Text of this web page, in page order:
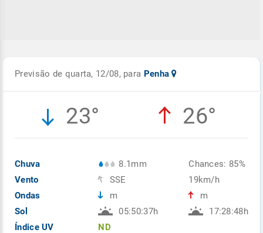
Previsão de quarta, 12/08, para Penha
23° 26°
Chuva
Vento
Ondas
Sol
Índice UV
8.1mm
SSE
m
05:50:37h
ND
Chances: 85%
19km/h
m
17:28:48h